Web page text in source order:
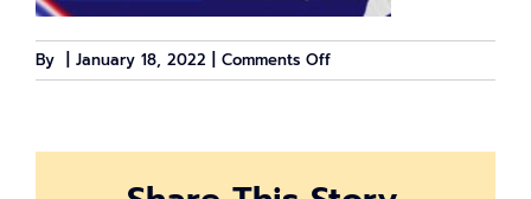
By January 18, 2022 Comments Offon
ช้อ
ที่